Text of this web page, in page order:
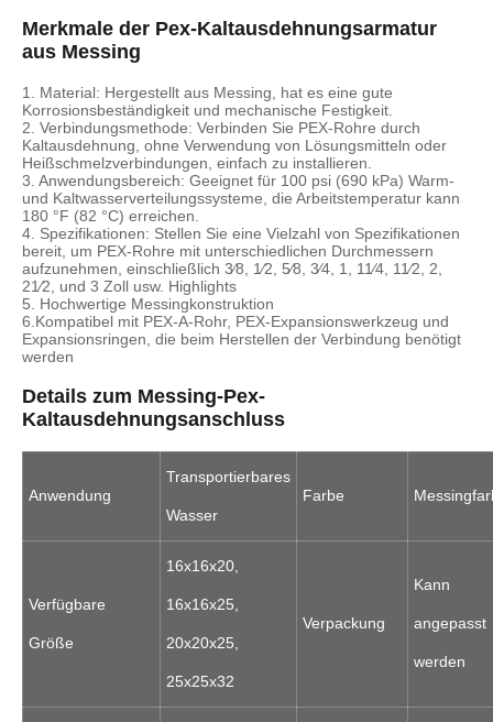
Merkmale der Pex-Kaltausdehnungsarmatur
aus Messing
1. Material: Hergestellt aus Messing, hat es eine gute
Korrosionsbeständigkeit und mechanische Festigkeit.
2. Verbindungsmethode: Verbinden Sie PEX-Rohre durch
Kaltausdehnung, ohne Verwendung von Lösungsmitteln oder
Heißschmelzverbindungen, einfach zu installieren.
3. Anwendungsbereich: Geeignet für 100 psi (690 kPa) Warm-
und Kaltwasserverteilungssysteme, die Arbeitstemperatur kann
180 °F (82 °C) erreichen.
4. Spezifikationen: Stellen Sie eine Vielzahl von Spezifikationen
bereit, um PEX-Rohre mit unterschiedlichen Durchmessern
aufzunehmen, einschließlich 3⁄8, 1⁄2, 5⁄8, 3⁄4, 1, 11⁄4, 11⁄2, 2,
21⁄2, und 3 Zoll usw. Highlights
5. Hochwertige Messingkonstruktion
6.Kompatibel mit PEX-A-Rohr, PEX-Expansionswerkzeug und
Expansionsringen, die beim Herstellen der Verbindung benötigt
werden
Details zum Messing-Pex-
Kaltausdehnungsanschluss
Anwendung
Transportierbares
Wasser
Farbe
Verfügbare
Größe
16x16x20,
16x16x25,
20x20x25,
25x25x32
Verpackung
Kann
angepasst
werden